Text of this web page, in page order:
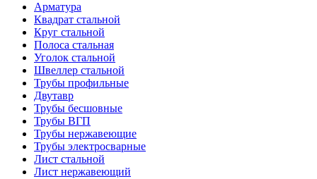
Арматура
Квадрат стальной
Круг стальной
Полоса стальная
Уголок стальной
Швеллер стальной
Трубы профильные
Двутавр
Трубы бесшовные
Трубы ВГП
Трубы нержавеющие
Трубы электросварные
Лист стальной
Лист нержавеющий